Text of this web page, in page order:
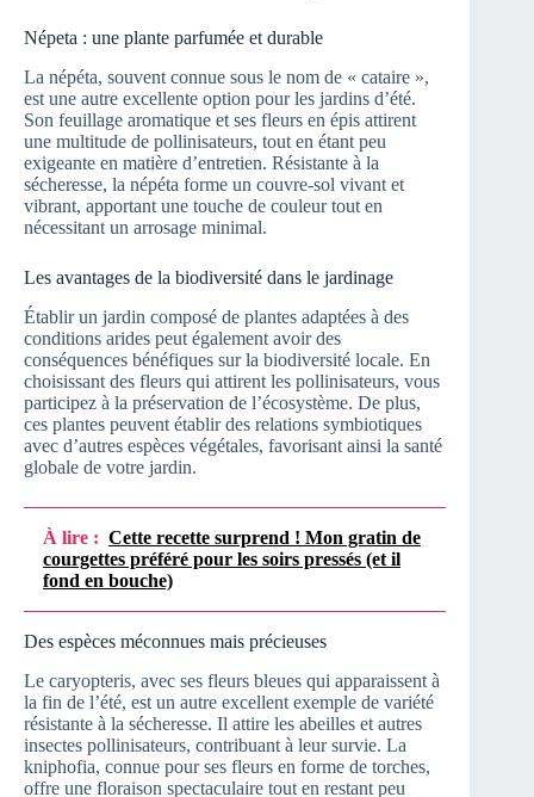
Népeta : une plante parfumée et durable
La népéta, souvent connue sous le nom de « cataire »,
est une autre excellente option pour les jardins d’été.
Son feuillage aromatique et ses fleurs en épis attirent
une multitude de pollinisateurs, tout en étant peu
exigeante en matière d’entretien. Résistante à la
sécheresse, la népéta forme un couvre-sol vivant et
vibrant, apportant une touche de couleur tout en
nécessitant un arrosage minimal.
Les avantages de la biodiversité dans le jardinage
Établir un jardin composé de plantes adaptées à des
conditions arides peut également avoir des
conséquences bénéfiques sur la biodiversité locale. En
choisissant des fleurs qui attirent les pollinisateurs, vous
participez à la préservation de l’écosystème. De plus,
ces plantes peuvent établir des relations symbiotiques
avec d’autres espèces végétales, favorisant ainsi la santé
globale de votre jardin.
À lire : Cette recette surprend ! Mon gratin de
courgettes préféré pour les soirs pressés (et il
fond en bouche)
Des espèces méconnues mais précieuses
Le caryopteris, avec ses fleurs bleues qui apparaissent à
la fin de l’été, est un autre excellent exemple de variété
résistante à la sécheresse. Il attire les abeilles et autres
insectes pollinisateurs, contribuant à leur survie. La
kniphofia, connue pour ses fleurs en forme de torches,
offre une floraison spectaculaire tout en restant peu